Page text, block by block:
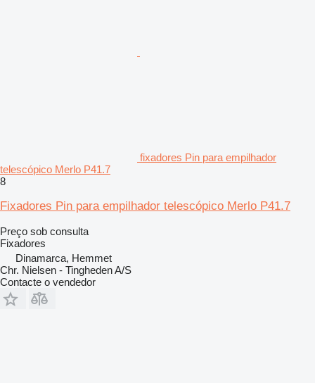
fixadores Pin para empilhador
telescópico Merlo P41.7
8
Fixadores Pin para empilhador telescópico Merlo P41.7
Preço sob consulta
Fixadores
Dinamarca, Hemmet
Chr. Nielsen - Tingheden A/S
Contacte o vendedor